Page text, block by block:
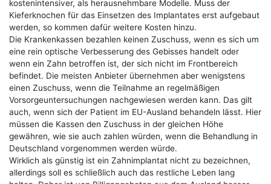
kostenintensiver, als herausnehmbare Modelle. Muss der
Kieferknochen für das Einsetzen des Implantates erst aufgebaut
werden, so kommen dafür weitere Kosten hinzu.
Die Krankenkassen bezahlen keinen Zuschuss, wenn es sich um
eine rein optische Verbesserung des Gebisses handelt oder
wenn ein Zahn betroffen ist, der sich nicht im Frontbereich
befindet. Die meisten Anbieter übernehmen aber wenigstens
einen Zuschuss, wenn die Teilnahme an regelmäßigen
Vorsorgeuntersuchungen nachgewiesen werden kann. Das gilt
auch, wenn sich der Patient im EU-Ausland behandeln lässt. Hier
müssen die Kassen den Zuschuss in der gleichen Höhe
gewähren, wie sie auch zahlen würden, wenn die Behandlung in
Deutschland vorgenommen werden würde.
Wirklich als günstig ist ein Zahnimplantat nicht zu bezeichnen,
allerdings soll es schließlich auch das restliche Leben lang